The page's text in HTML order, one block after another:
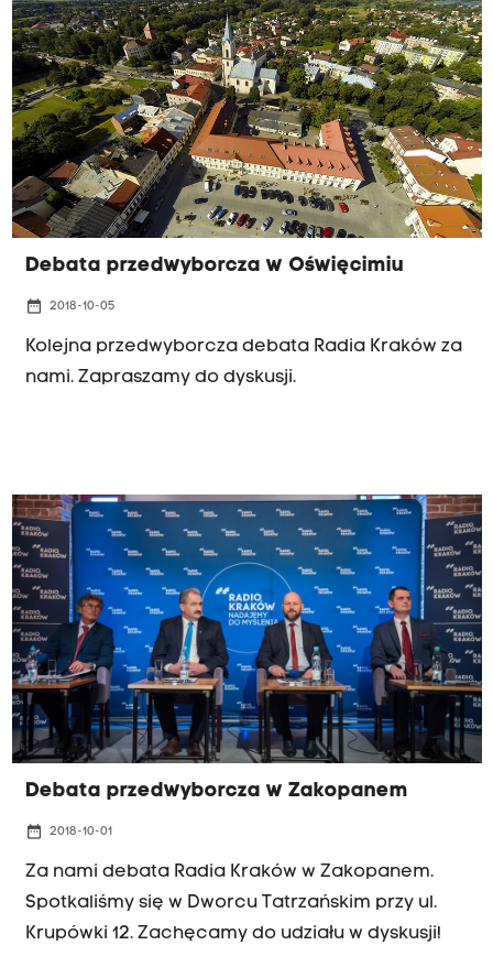
Debata przedwyborcza w Oświęcimiu
date_range 2018-10-05
Kolejna przedwyborcza debata Radia Kraków za
nami. Zapraszamy do dyskusji.
Debata przedwyborcza w Zakopanem
date_range 2018-10-01
Za nami debata Radia Kraków w Zakopanem.
Spotkaliśmy się w Dworcu Tatrzańskim przy ul.
Krupówki 12. Zachęcamy do udziału w dyskusji!